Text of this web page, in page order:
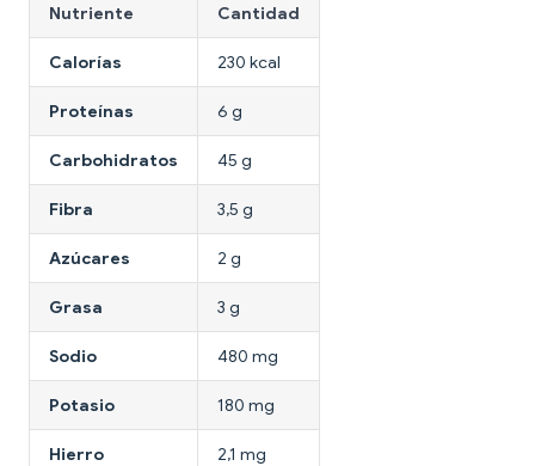
Nutriente Cantidad
Calorías 230 kcal
Proteínas 6 g
Carbohidratos 45 g
Fibra 3,5 g
Azúcares 2 g
Grasa 3 g
Sodio 480 mg
Potasio 180 mg
Hierro 2,1 mg